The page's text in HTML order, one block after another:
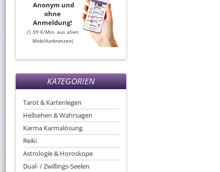
Anonym und
ohne
Anmeldung!
(1,99 €/Min. aus allen
Mobilfunknetzen)
KATEGORIEN
Tarot & Kartenlegen
Hellsehen & Wahrsagen
Karma Karmalösung
Reiki
Astrologie & Horoskope
Dual- / Zwillings-Seelen